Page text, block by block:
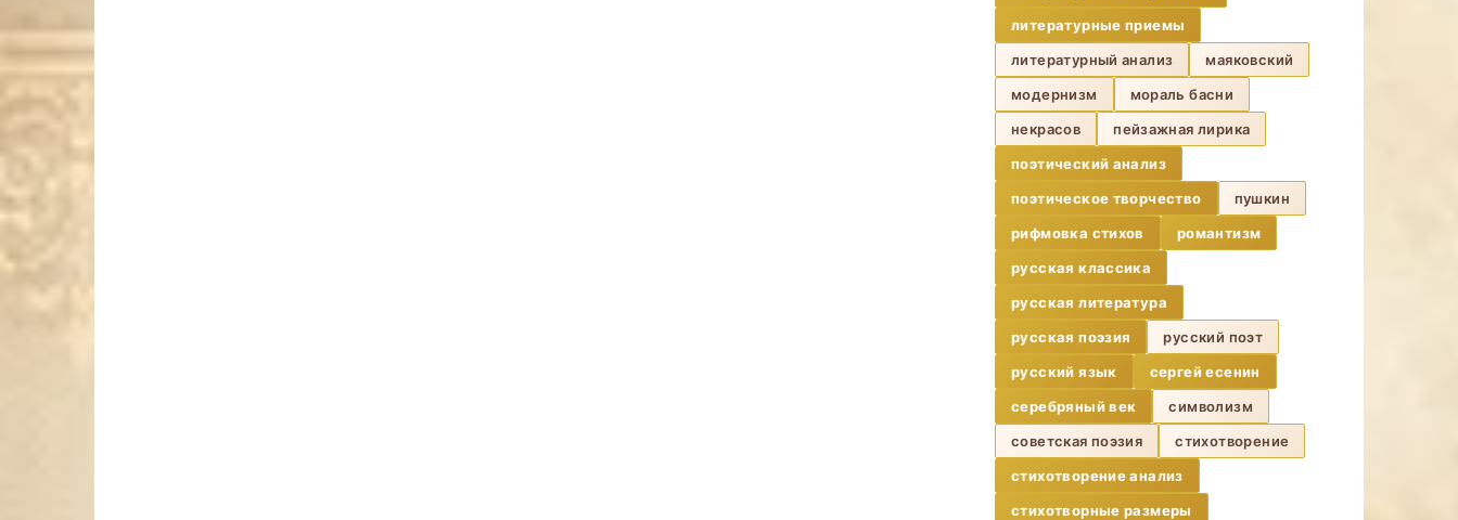
литературные приемы
литературный анализ
маяковский
модернизм
мораль басни
некрасов
пейзажная лирика
поэтический анализ
поэтическое творчество
пушкин
рифмовка стихов
романтизм
русская классика
русская литература
русская поэзия
русский поэт
русский язык
сергей есенин
серебряный век
символизм
советская поэзия
стихотворение
стихотворение анализ
стихотворные размеры